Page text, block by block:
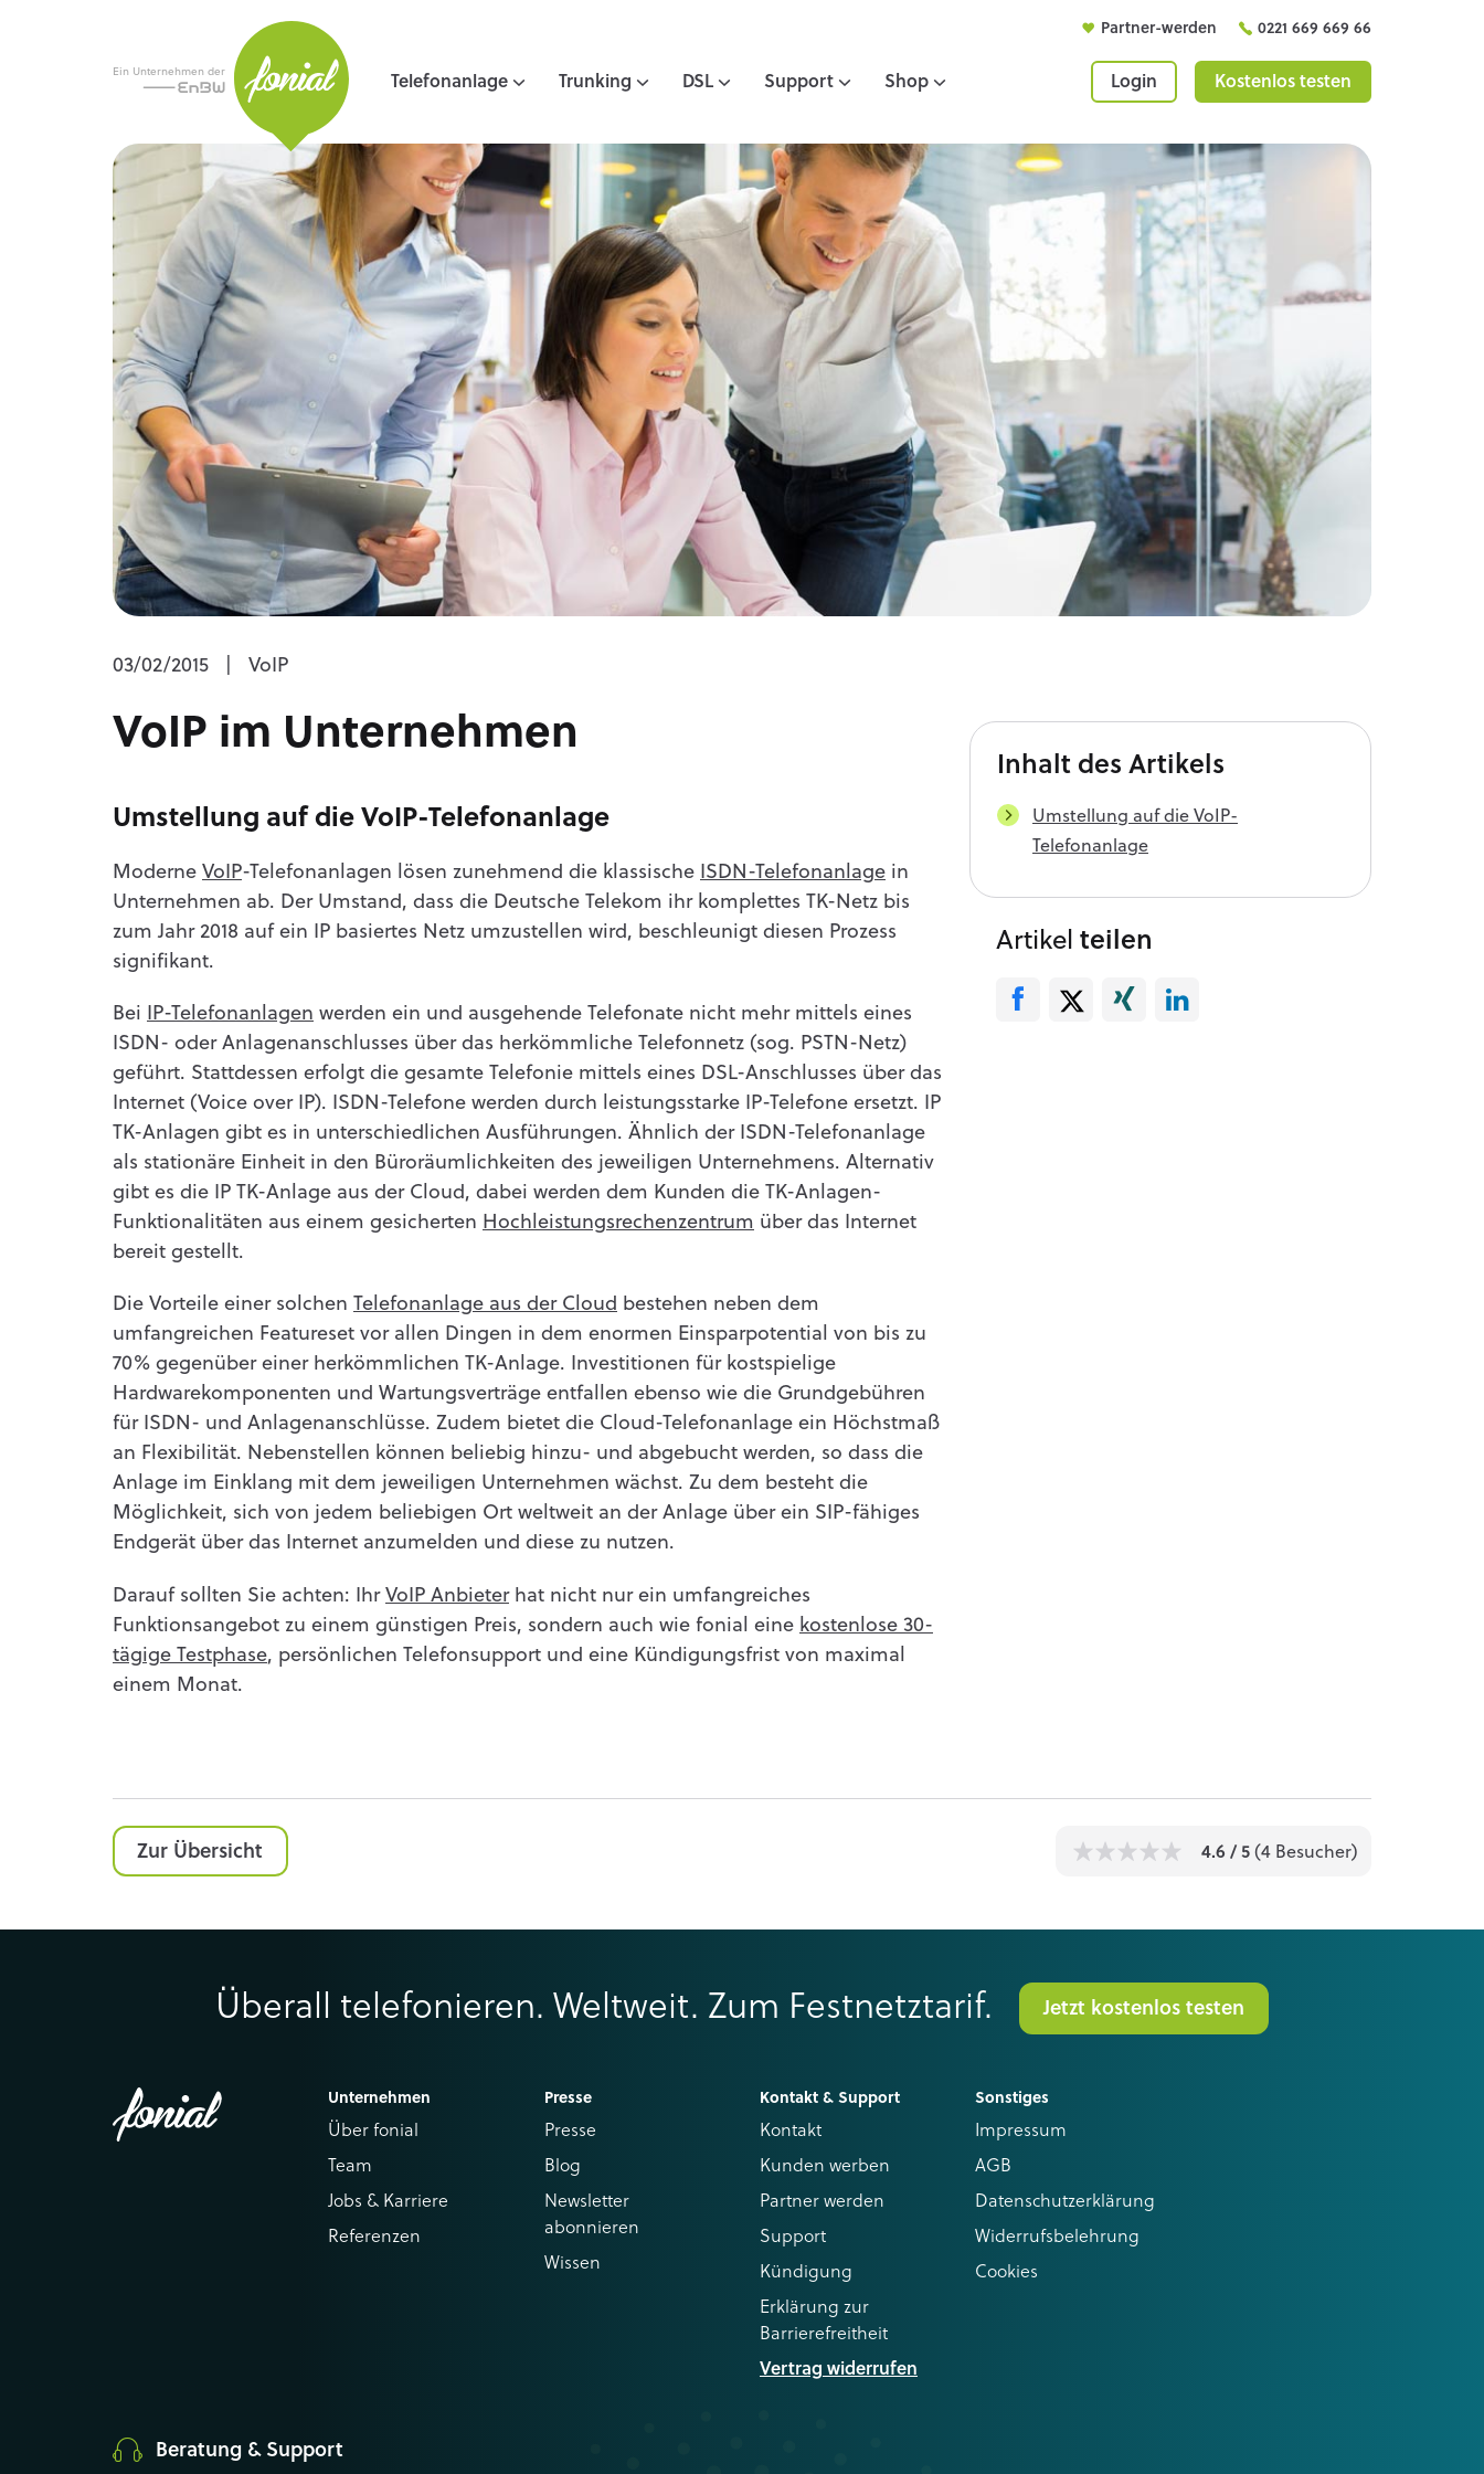
Ein Unternehmen der
Telefonanlage Trunking DSL Support Shop Login Kostenlos testen
Partner-werden 0221 669 669 66
03/02/2015 VoIP
VoIP im Unternehmen
Umstellung auf die VoIP-Telefonanlage
Moderne VoIP-Telefonanlagen lösen zunehmend die klassische ISDN-Telefonanlage in
Unternehmen ab. Der Umstand, dass die Deutsche Telekom ihr komplettes TK-Netz bis
zum Jahr 2018 auf ein IP basiertes Netz umzustellen wird, beschleunigt diesen Prozess
signifikant.
Bei IP-Telefonanlagen werden ein und ausgehende Telefonate nicht mehr mittels eines
ISDN- oder Anlagenanschlusses über das herkömmliche Telefonnetz (sog. PSTN-Netz)
geführt. Stattdessen erfolgt die gesamte Telefonie mittels eines DSL-Anschlusses über das
Internet (Voice over IP). ISDN-Telefone werden durch leistungsstarke IP-Telefone ersetzt. IP
TK-Anlagen gibt es in unterschiedlichen Ausführungen. Ähnlich der ISDN-Telefonanlage
als stationäre Einheit in den Büroräumlichkeiten des jeweiligen Unternehmens. Alternativ
gibt es die IP TK-Anlage aus der Cloud, dabei werden dem Kunden die TK-Anlagen-
Funktionalitäten aus einem gesicherten Hochleistungsrechenzentrum über das Internet
bereit gestellt.
Die Vorteile einer solchen Telefonanlage aus der Cloud
bestehen neben dem
umfangreichen Featureset vor allen Dingen in dem enormen Einsparpotential von bis zu
70% gegenüber einer herkömmlichen TK-Anlage. Investitionen für kostspielige
Hardwarekomponenten und Wartungsverträge entfallen ebenso wie die Grundgebühren
für ISDN- und Anlagenanschlüsse. Zudem bietet die Cloud-Telefonanlage ein Höchstmaß
an Flexibilität. Nebenstellen können beliebig hinzu- und abgebucht werden, so dass die
Anlage im Einklang mit dem jeweiligen Unternehmen wächst. Zu dem besteht die
Möglichkeit, sich von jedem beliebigen Ort weltweit an der Anlage über ein SIP-fähiges
Endgerät über das Internet anzumelden und diese zu nutzen.
Darauf sollten Sie achten: Ihr VoIP Anbieterhat nicht nur ein umfangreiches
Funktionsangebot zu einem günstigen Preis, sondern auch wie fonial eine kostenlose 30-
tägige Testphase, persönlichen Telefonsupport und eine Kündigungsfrist von maximal
einem Monat.
Inhalt des Artikels
Umstellung auf die VoIP-
Telefonanlage
Artikel teilen
1 1 1 1 4.6 / 5 (4 Besucher)
Zur Übersicht
Überall telefonieren. Weltweit. Zum Festnetztarif. Jetzt kostenlos testen
Unternehmen
Über fonial
Team
Jobs & Karriere
Referenzen
Presse
Presse
Blog
Newsletter
abonnieren
Wissen
Kontakt & Support
Kontakt
Kunden werben
Partner werden
Support
Kündigung
Erklärung zur
Barrierefreitheit
Vertrag widerrufen
Sonstiges
Impressum
AGB
Datenschutzerklärung
Widerrufsbelehrung
Cookies
Beratung & Support